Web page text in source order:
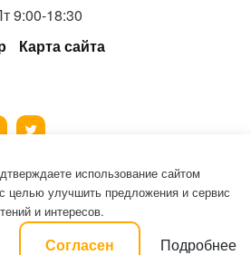
9:00-18:30
Карта сайта
и пользовательское соглашение на
данных
использование сайтом
целью улучшить предложения и сервис
и интересов.
Согласен Подробнее